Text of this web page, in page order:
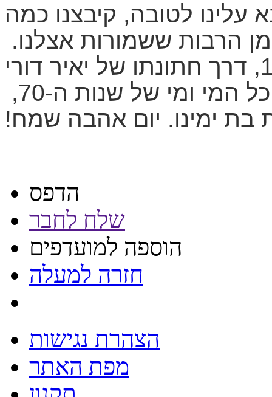
עלינו לטובה, קיבצנו כמה
הרבות ששמורות אצלנו.
מחת​ונה ערבית בסוף המאה ה-19, דרך חתונתו של יאיר דורי
המי ומי של שנות ה-70,
בת ימינו. יום אהבה שמח!
הדפס
שלח לחבר
הוספה למועדפים
חזרה למעלה
הצהרת נגישות
מפת האתר